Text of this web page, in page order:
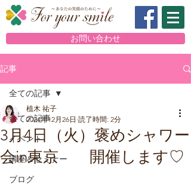
お問い合わせ
記事
全ての記事
イベント
講座＆セミナー
ブログ
全ての記事
3月4日（火）褒めシャワー
会in東京 開催します♡
植木 祐子
2024年12月26日 読了時間: 2分